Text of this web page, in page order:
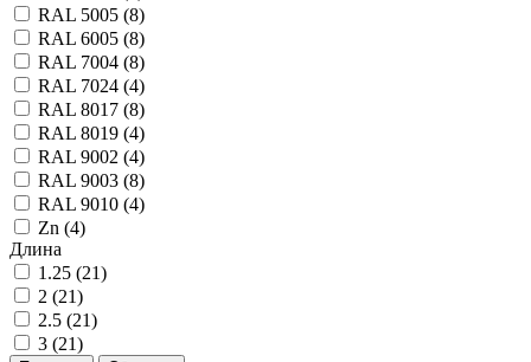
RAL 5005 (8)
RAL 6005 (8)
RAL 7004 (8)
RAL 7024 (4)
RAL 8017 (8)
RAL 8019 (4)
RAL 9002 (4)
RAL 9003 (8)
RAL 9010 (4)
Zn (4)
Длина
1.25 (21)
2 (21)
2.5 (21)
3 (21)